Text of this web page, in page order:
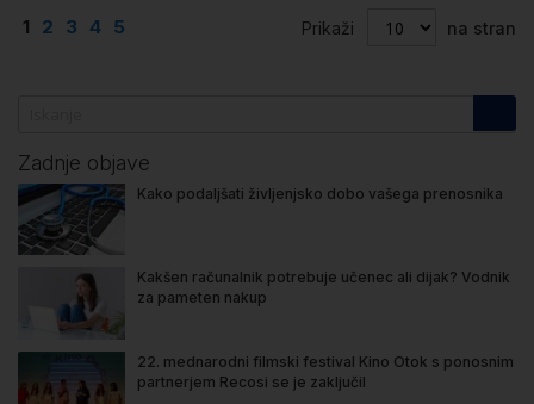
Stran
Trenutno berete stran
1 Stran
2 Stran
3 Stran
4 Stran
5 Prikaži na stran
Zadnje objave
Kako podaljšati življenjsko dobo vašega prenosnika
Kakšen računalnik potrebuje učenec ali dijak? Vodnik
za pameten nakup
22. mednarodni filmski festival Kino Otok s ponosnim
partnerjem Recosi se je zaključil